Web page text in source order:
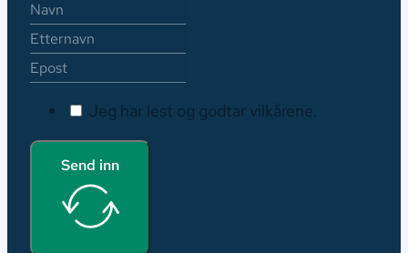
Jeg har lest og godtar vilkårene.
Send inn